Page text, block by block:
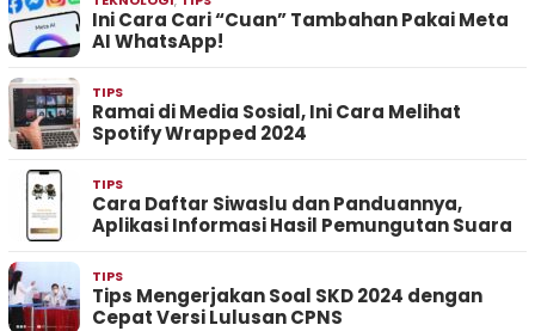
Ini Cara Cari “Cuan” Tambahan Pakai Meta
AI WhatsApp!
TIPS
Ramai di Media Sosial, Ini Cara Melihat
Spotify Wrapped 2024
TIPS
Cara Daftar Siwaslu dan Panduannya,
Aplikasi Informasi Hasil Pemungutan Suara
TIPS
Tips Mengerjakan Soal SKD 2024 dengan
Cepat Versi Lulusan CPNS